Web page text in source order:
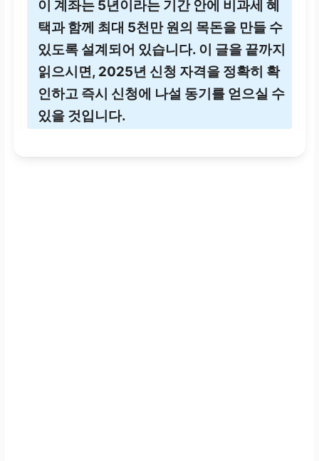
이 계좌는 5년이라는 기간 안에 비과세 혜
택과 함께 최대 5천만 원의 목돈을 만들 수
있도록 설계되어 있습니다. 이 글을 끝까지
읽으시면, 2025년 신청 자격을 정확히 확
인하고 즉시 신청에 나설 동기를 얻으실 수
있을 것입니다.